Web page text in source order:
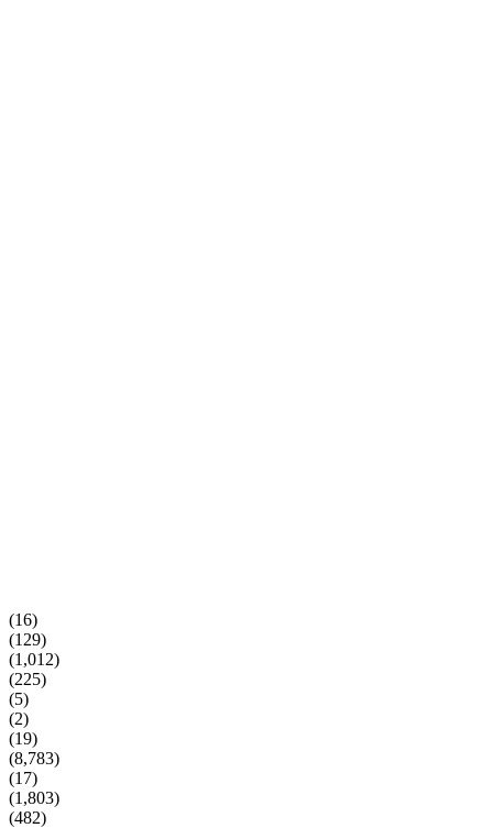
(16)
(129)
(1,012)
(225)
(5)
(2)
(19)
(8,783)
(17)
(1,803)
(482)